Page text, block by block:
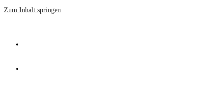
Zum Inhalt springen